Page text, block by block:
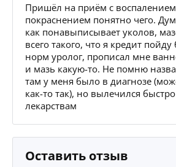
Пришёл на приём с
покраснением понятно чего.
как понавыписывает уколов,
всего такого, что я кредит
норм уролог, прописал мне
и мазь какую-то. Не помню
там у меня было в диагнозе
как-то так), но вылечился
лекарствам
Оставить отзыв